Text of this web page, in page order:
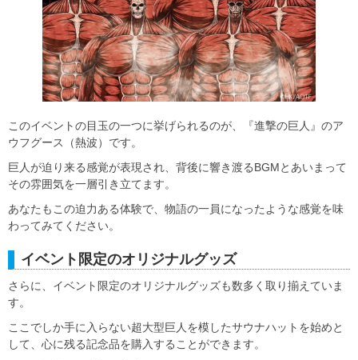
このイベントの目玉の一つに挙げられるのが、『進撃の巨人』のア
ウフグース
（熱波）です。
巨人が迫り来る感覚が表現され、背後に響き渡るBGMとあいまって
その雰囲気を一層引き立てます。
あなたもこの迫力ある体験で、物語の一員になったような感覚を味
わってみてください。
イベント限定のオリジナルグッズ
さらに、イベント限定のオリジナルグッズも数多く取り揃えていま
す。
ここでしか手に入らない超大型巨人を模したサウナハット を始めと
して、心に残る記念品を購入することができます。